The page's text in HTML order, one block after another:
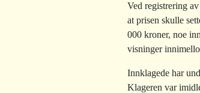
Ved registrering
at prisen skulle
000 kroner, noe
visninger
Innklagede har
Klageren var